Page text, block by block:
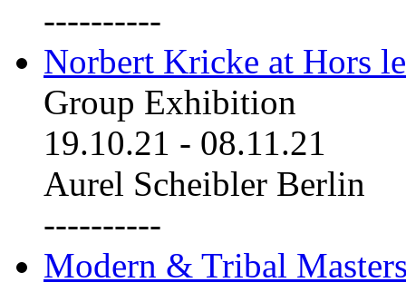
----------
Norbert Kricke at Hors
Group Exhibition
19.10.21 - 08.11.21
Aurel Scheibler Berlin
----------
Modern & Tribal